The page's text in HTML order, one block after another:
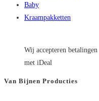
Baby
Kraampakketten
Wij accepteren betalingen
met iDeal
Van Bijnen Producties